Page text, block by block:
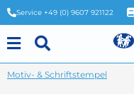
Service +49 (0) 9607 921122
Motiv- & Schriftstempel